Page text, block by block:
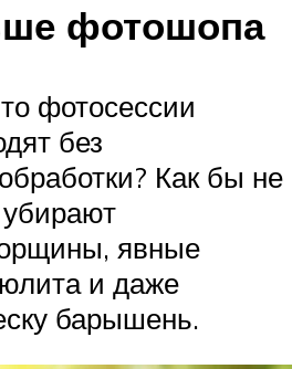
фотошопа
фотосессии
без
Как бы не
явные
и даже
барышень.